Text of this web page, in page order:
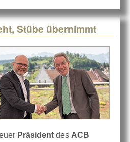
Stübe übernimmt
Präsident des ACB